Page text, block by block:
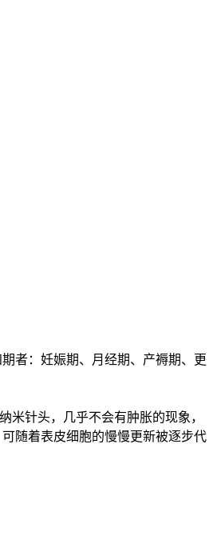
者：妊娠期、月经期、产褥期、更
米针头，几乎不会有肿胀的现象，
随着表皮细胞的慢慢更新被逐步代